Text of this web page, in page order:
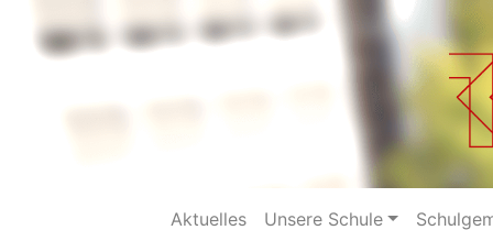
Aktuelles Unsere Schule